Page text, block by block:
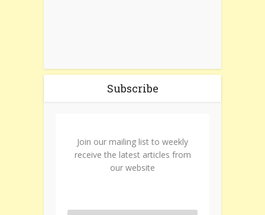
Subscribe
Join our mailing list to weekly
receive the latest articles from
our website